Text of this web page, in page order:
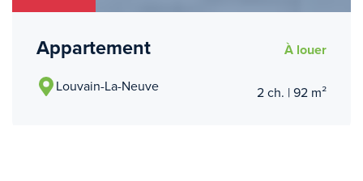
Appartement
À louer
Louvain-La-Neuve
2 ch. | 92 m²